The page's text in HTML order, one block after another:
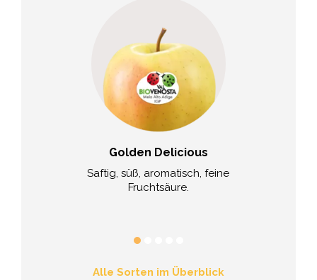
Golden Delicious
Saftig, süß, aromatisch, feine
Fruchtsäure.
Alle Sorten im Überblick